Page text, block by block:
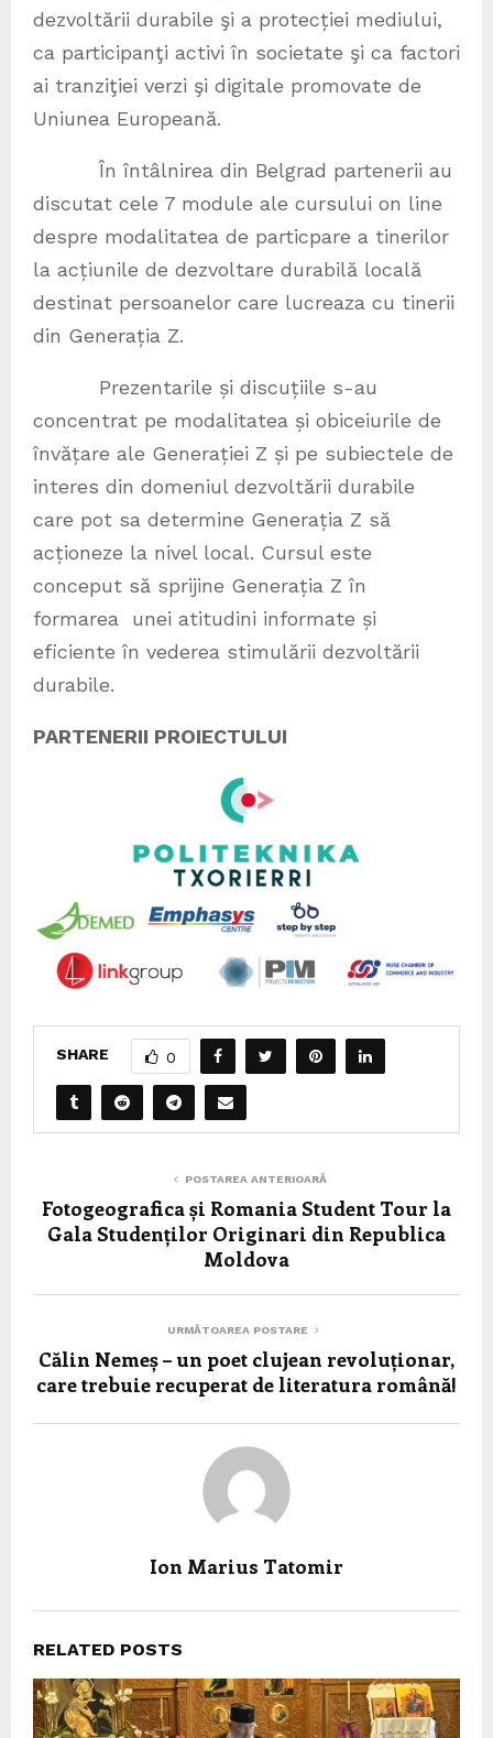
dezvoltării durabile şi a protecției mediului,
ca participanţi activi în societate şi ca factori
ai tranziţiei verzi şi digitale promovate de
Uniunea Europeană.
În întâlnirea din Belgrad partenerii au
discutat cele 7 module ale cursului on line
despre modalitatea de particpare a tinerilor
la acțiunile de dezvoltare durabilă locală
destinat persoanelor care lucreaza cu tinerii
din Generația Z.
Prezentarile și discuțiile s-au
concentrat pe modalitatea și obiceiurile de
învățare ale Generației Z și pe subiectele de
interes din domeniul dezvoltării durabile
care pot sa determine Generația Z să
acționeze la nivel local. Cursul este
conceput să sprijine Generația Z în
formarea unei atitudini informate și
eficiente în vederea stimulării dezvoltării
durabile.
PARTENERII PROIECTULUI
SHARE 0
POSTAREA ANTERIOARĂ
Fotogeografica și Romania Student Tour la
Gala Studenților Originari din Republica
Moldova
URMĂTOAREA POSTARE
Călin Nemeș – un poet clujean revoluționar,
care trebuie recuperat de literatura română!
Ion Marius Tatomir
RELATED POSTS